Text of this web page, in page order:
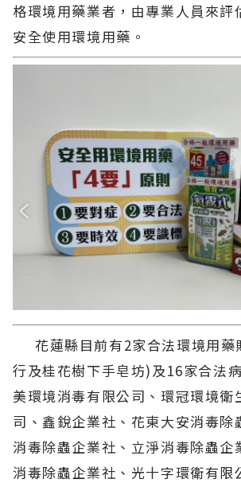
格環境用藥業者，由專業人員來評
安全使用環境用藥。
花蓮縣目前有2家合法環境用藥
行及桂花樹下手皂坊)及16家合法
美環境消毒有限公司、環冠環境衛
司、鑫銳企業社、花東大安消毒除
消毒除蟲企業社、立淨消毒除蟲企
消毒除蟲企業社、光十字環衛有限